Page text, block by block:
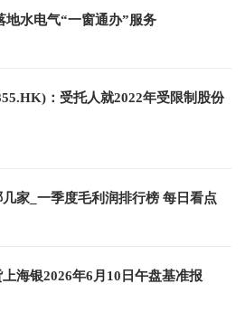
地水电气“一窗通办”服务
：受托人就2022年受限制股份
家_一季度毛利润排行榜 每日看点
海银2026年6月10日午盘基准报